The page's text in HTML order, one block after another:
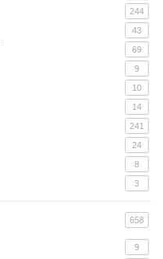
244
43
69
9
10
14
241
24
8
3
658
9